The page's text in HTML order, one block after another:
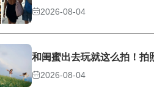
2026-08-04
和闺蜜出去玩就这么拍！拍
2026-08-04